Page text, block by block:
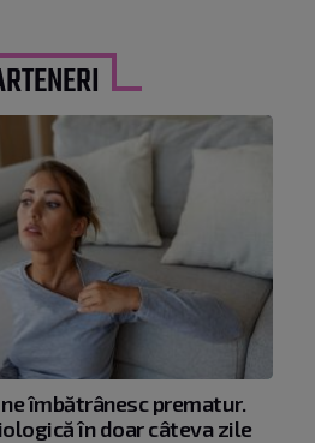
îmbătrânesc prematur.
în doar câteva zile